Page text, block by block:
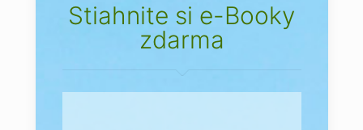
Stiahnite si e-Booky
zdarma